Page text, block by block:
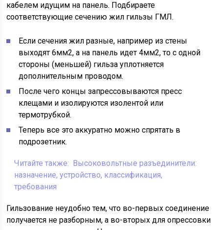
кабелем идущим на панель. Подбираете
соответствующие сечению жил гильзы ГМЛ.
Если сечения жил разные, например из стены
выходят 6мм2, а на панель идет 4мм2, то с одной
стороны (меньшей) гильза уплотняется
дополнительным проводом.
После чего концы запрессовываются пресс
клещами и изолируются изолентой или
термотрубкой.
Теперь все это аккуратно можно спрятать в
подрозетник.
Читайте также: Высоковольтные разъединители:
назначение, устройство, классификация,
требования
Гильзование неудобно тем, что во-первых соединение
получается не разборным, а во-вторых для опрессовки